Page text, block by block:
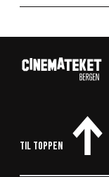
Til toppen